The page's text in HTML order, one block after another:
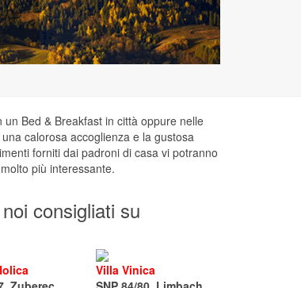
Bed & Breakfast in città oppure nelle
calorosa accoglienza e la gustosa
forniti dai padroni di casa vi potranno
più interessante.
consigliati su
Villa Vinica